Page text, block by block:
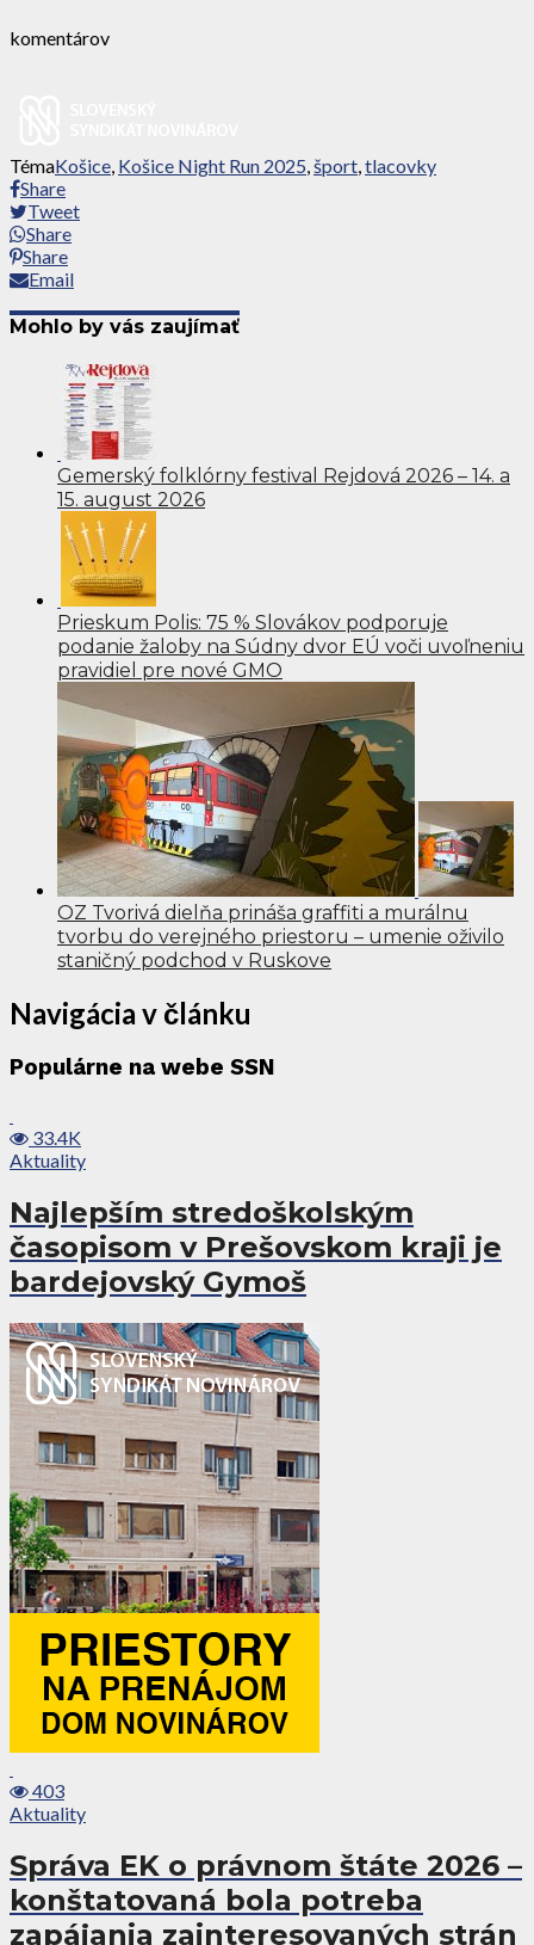
komentárov
TémaKošice, Košice Night Run 2025,šport,tlacovky
Share
Tweet
Share
Share
Email
Mohlo by vás zaujímať
Gemerský folklórny festival Rejdová 2026 – 14. a
15. august 2026
Prieskum Polis: 75 % Slovákov podporuje
podanie žaloby na Súdny dvor EÚ voči uvoľneniu
pravidiel pre nové GMO
OZ Tvorivá dielňa prináša graffiti a murálnu
tvorbu do verejného priestoru – umenie oživilo
staničný podchod v Ruskove
Navigácia v článku
Populárne na webe SSN
33.4K
Aktuality
Najlepším stredoškolským
časopisom v Prešovskom kraji je
bardejovský Gymoš
403
Aktuality
Správa EK o právnom štáte 2026 –
konštatovaná bola potreba
zapájania zainteresovaných strán